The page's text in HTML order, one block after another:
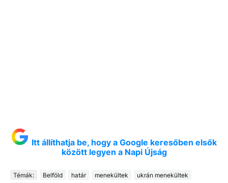
Itt állíthatja be, hogy a Google keresőben elsők
között legyen a Napi Újság
Témák: Belföld határ menekültek
ukrán menekültek